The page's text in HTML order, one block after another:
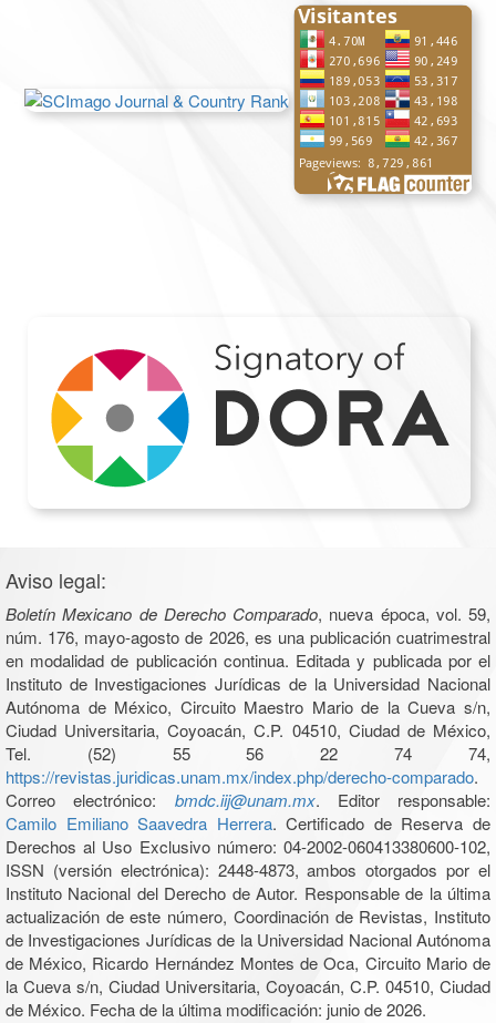
Aviso legal:
Boletín Mexicano de Derecho Comparado, nueva época, vol. 59,
núm. 176, mayo-agosto de 2026, es una publicación cuatrimestral
en modalidad de publicación continua. Editada y publicada por el
Instituto de Investigaciones Jurídicas de la Universidad Nacional
Autónoma de México, Circuito Maestro Mario de la Cueva s/n,
Ciudad Universitaria, Coyoacán, C.P. 04510, Ciudad de México,
Tel. (52) 55 56 22 74 74,
https://revistas.juridicas.unam.mx/index.php/derecho-comparado.
Correo electrónico: bmdc.iij@unam.mx. Editor responsable:
Camilo Emiliano Saavedra Herrera. Certificado de Reserva de
Derechos al Uso Exclusivo número: 04-2002-060413380600-102,
ISSN (versión electrónica): 2448-4873, ambos otorgados por el
Instituto Nacional del Derecho de Autor. Responsable de la última
actualización de este número, Coordinación de Revistas, Instituto
de Investigaciones Jurídicas de la Universidad Nacional Autónoma
de México, Ricardo Hernández Montes de Oca, Circuito Mario de
la Cueva s/n, Ciudad Universitaria, Coyoacán, C.P. 04510, Ciudad
de México. Fecha de la última modificación: junio de 2026.